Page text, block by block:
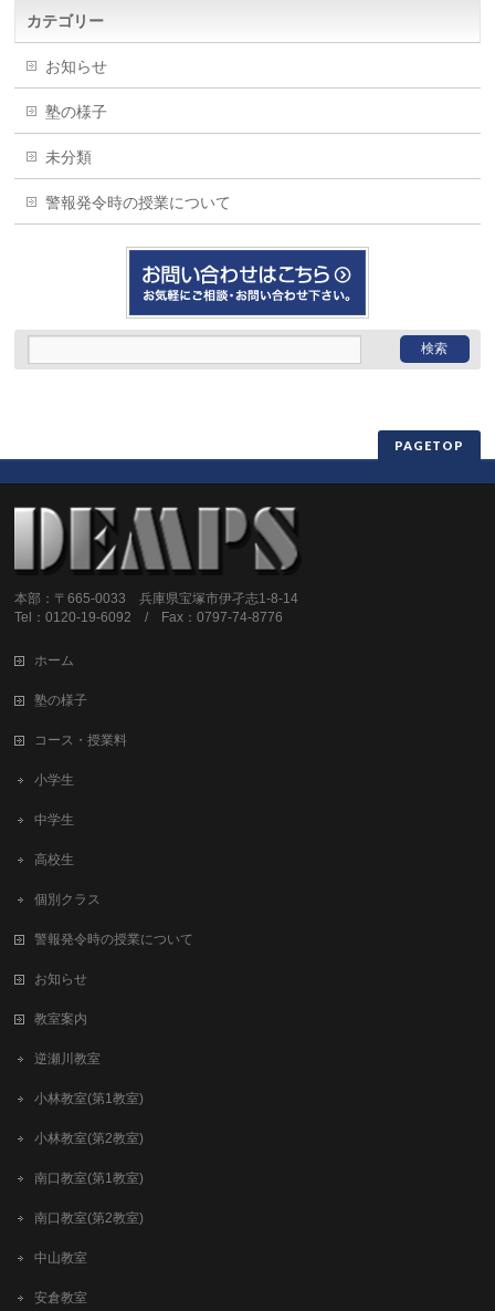
カテゴリー
お知らせ
塾の様子
未分類
警報発令時の授業について
PAGETOP
本部：〒665-0033 兵庫県宝塚市伊孑志1-8-14
Tel：0120-19-6092 / Fax：0797-74-8776
ホーム
塾の様子
コース・授業料
小学生
中学生
高校生
個別クラス
警報発令時の授業について
お知らせ
教室案内
逆瀬川教室
小林教室(第1教室)
小林教室(第2教室)
南口教室(第1教室)
南口教室(第2教室)
中山教室
安倉教室